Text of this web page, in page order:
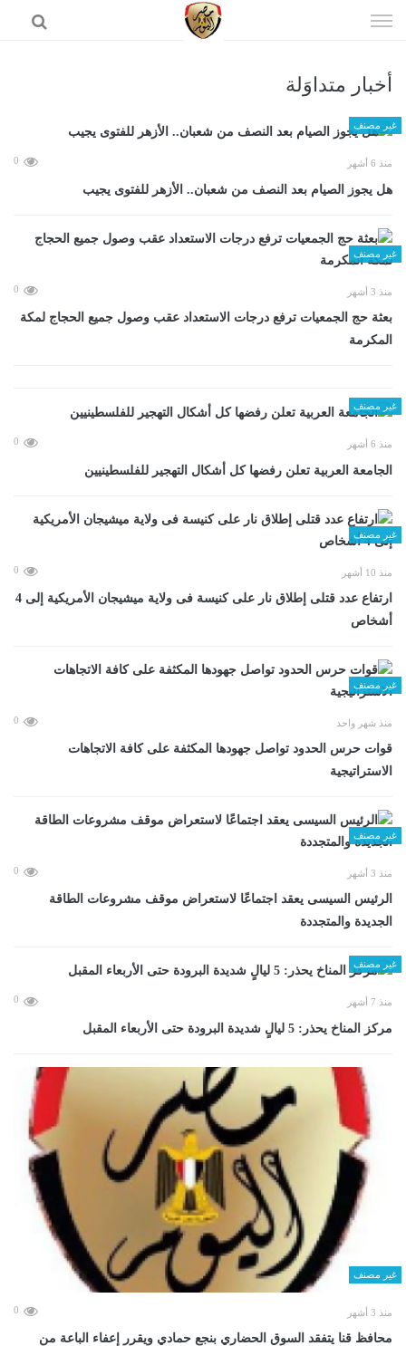
الى
أخبار متداوَلة
غير مصنف
منذ 6 أشهر 0
هل يجوز الصيام بعد النصف من شعبان.. الأزهر للفتوى يجيب
غير مصنف
منذ 3 أشهر 0
بعثة حج الجمعيات ترفع درجات الاستعداد عقب وصول جميع الحجاج لمكة
المكرمة
غير مصنف
منذ 6 أشهر 0
الجامعة العربية تعلن رفضها كل أشكال التهجير للفلسطينيين
غير مصنف
منذ 10 أشهر 0
ارتفاع عدد قتلى إطلاق نار على كنيسة فى ولاية ميشيجان الأمريكية إلى 4
أشخاص
غير مصنف
منذ شهر واحد 0
قوات حرس الحدود تواصل جهودها المكثفة على كافة الاتجاهات
الاستراتيجية
غير مصنف
منذ 3 أشهر 0
الرئيس السيسى يعقد اجتماعًا لاستعراض موقف مشروعات الطاقة
الجديدة والمتجددة
غير مصنف
منذ 7 أشهر 0
مركز المناخ يحذر: 5 ليالٍ شديدة البرودة حتى الأربعاء المقبل
غير مصنف
منذ 3 أشهر 0
محافظ قنا يتفقد السوق الحضاري بنجع حمادي ويقرر إعفاء الباعة من